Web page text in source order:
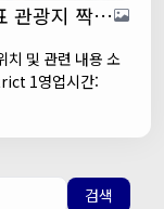
[1군] '벤탄시장' 베트남 호치민 대표 관광지 짝퉁 시장
치 및 관련 내용 소
1영업시간:
검색